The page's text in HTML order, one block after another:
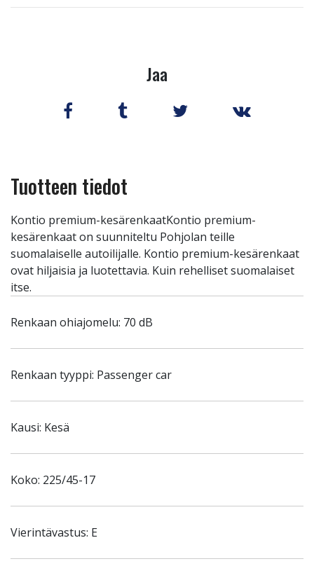
Jaa
Tuotteen tiedot
Kontio premium-kesärenkaatKontio premium-
kesärenkaat on suunniteltu Pohjolan teille
suomalaiselle autoilijalle. Kontio premium-kesärenkaat
ovat hiljaisia ja luotettavia. Kuin rehelliset suomalaiset
itse.
Renkaan ohiajomelu: 70 dB
Renkaan tyyppi: Passenger car
Kausi: Kesä
Koko: 225/45-17
Vierintävastus: E